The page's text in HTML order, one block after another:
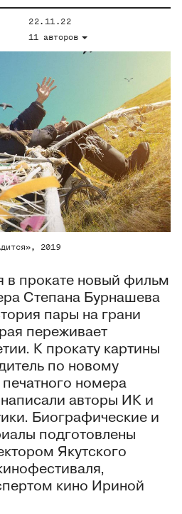
22.11.22
11 авторов
2019
в прокате новый фильм
Степана Бурнашева
пары на грани
переживает
К прокату картины
по новому
номера
авторы ИК и
Биографические и
подготовлены
Якутского
кино Ириной